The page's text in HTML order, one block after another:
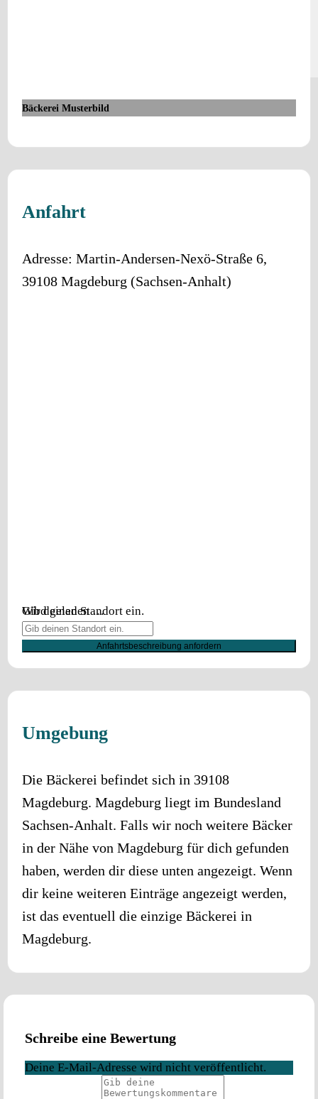
Bäckerei Musterbild
Anfahrt
Adresse: Martin-Andersen-Nexö-Straße 6,
39108 Magdeburg (Sachsen-Anhalt)
Wird geladen …
Gib deinen Standort ein.
Anfahrtsbeschreibung anfordern
Umgebung
Die Bäckerei befindet sich in 39108
Magdeburg. Magdeburg liegt im Bundesland
Sachsen-Anhalt. Falls wir noch weitere Bäcker
in der Nähe von Magdeburg für dich gefunden
haben, werden dir diese unten angezeigt. Wenn
dir keine weiteren Einträge angezeigt werden,
ist das eventuell die einzige Bäckerei in
Magdeburg.
Schreibe eine Bewertung
Deine E-Mail-Adresse wird nicht veröffentlicht.